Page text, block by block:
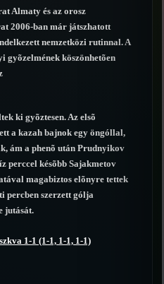
Almaty és az orosz
2006-ban már játszhatott
nemzetközi rutinnal. A
köszönhetõen
ki gyõztesen. Az elsõ
a kazah bajnok egy öngóllal,
ám a phenõ után Prudnyikov
perccel késõbb Sajakmetov
magabiztos elõnyre tettek
percben szerzett gólja
jutását.
1-1 (1-1, 1-1, 1-1)